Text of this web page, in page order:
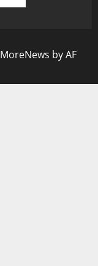
MoreNews by AF